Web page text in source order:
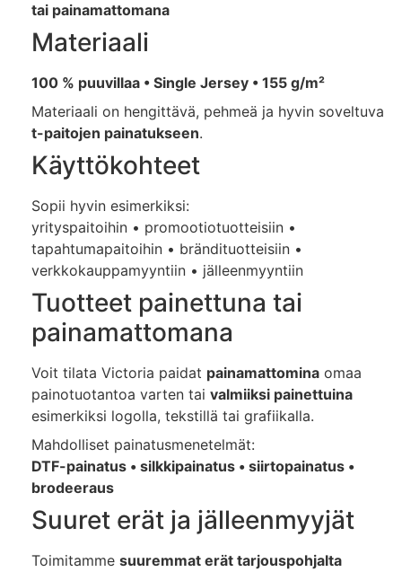
tai painamattomana
Materiaali
100 % puuvillaa • Single Jersey • 155 g/m²
Materiaali on hengittävä, pehmeä ja hyvin soveltuva
t-paitojen painatukseen.
Käyttökohteet
Sopii hyvin esimerkiksi:
yrityspaitoihin • promootiotuotteisiin •
tapahtumapaitoihin • brändituotteisiin •
verkkokauppamyyntiin • jälleenmyyntiin
Tuotteet painettuna tai
painamattomana
Voit tilata Victoria paidat painamattomina omaa
painotuotantoa varten tai valmiiksi painettuina
esimerkiksi logolla, tekstillä tai grafiikalla.
Mahdolliset painatusmenetelmät:
DTF-painatus • silkkipainatus • siirtopainatus •
brodeeraus
Suuret erät ja jälleenmyyjät
Toimitamme suuremmat erät tarjouspohjalta